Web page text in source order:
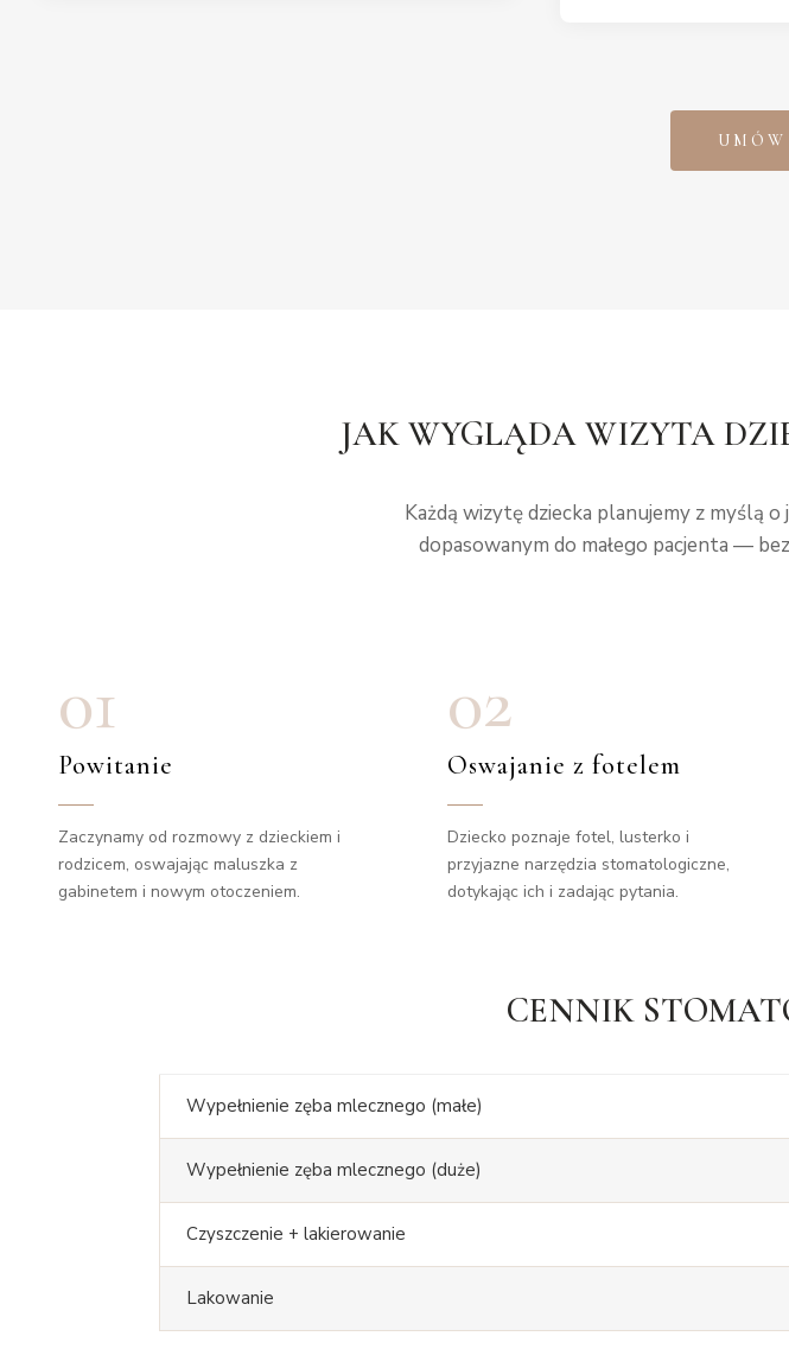
JAK WYGLĄDA WIZYTA
Każdą wizytę dziecka planujemy z myślą
dopasowanym do małego pacjenta —
01
Powitanie
Zaczynamy od rozmowy z dzieckiem i
rodzicem, oswajając maluszka z
gabinetem i nowym otoczeniem.
02
Oswajanie z fotelem
Dziecko poznaje fotel, lusterko i
przyjazne narzędzia stomatologiczne,
dotykając ich i zadając pytania.
CENNIK
Wypełnienie zęba mlecznego (małe)
Wypełnienie zęba mlecznego (duże)
Czyszczenie + lakierowanie
Lakowanie